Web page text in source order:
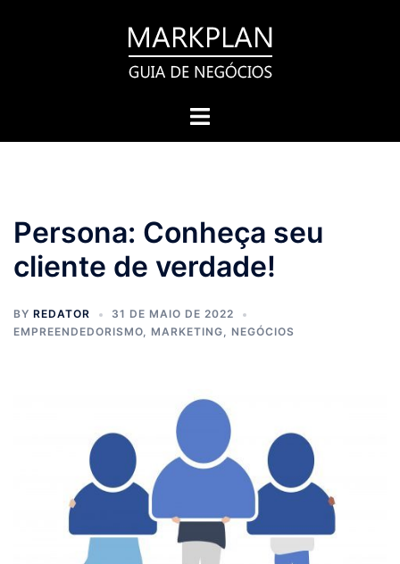
Toggle
Persona: Conheça seu
cliente de verdade!
BY REDATOR
31 DE MAIO DE 2022
EMPREENDEDORISMO, MARKETING, NEGÓCIOS